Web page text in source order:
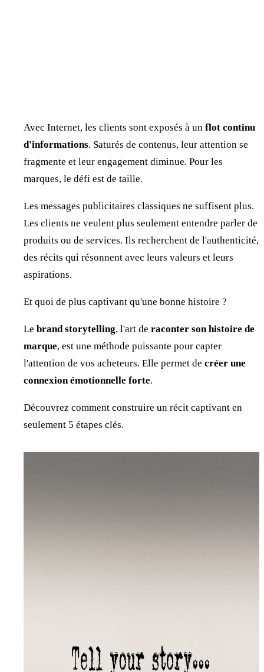
Avec Internet, les clients sont exposés à un flot continu
d'informations. Saturés de contenus, leur attention se
fragmente et leur engagement diminue. Pour les
marques, le défi est de taille.
Les messages publicitaires classiques ne suffisent plus.
Les clients ne veulent plus seulement entendre parler de
produits ou de services. Ils recherchent de l'authenticité,
des récits qui résonnent avec leurs valeurs et leurs
aspirations.
Et quoi de plus captivant qu'une bonne histoire ?
Le brand storytelling, l'art de raconter son histoire de
marque, est une méthode puissante pour capter
l'attention de vos acheteurs. Elle permet de créer une
connexion émotionnelle forte.
Découvrez comment construire un récit captivant en
seulement 5 étapes clés.